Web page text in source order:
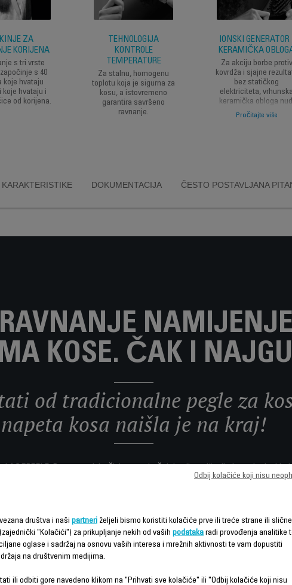
ZA
KORIJENA
s tri vrste
s 40
koje hvataju
koje hvataju i
od korijena.
TEHNOLOGIJA
KONTROLE
TEMPERATURE
Za stalnu, homogenu
toplotu koja je sigurna za
kosu, a istovremeno
garantira savršeno
ravnanje.
IONSKI GENERATOR
KERAMIČKA
Za akciju borbe protiv
kovrdža i sjajne
bez statičkog
elektriciteta, vrhunska
keramička obloga
kliženje bez napora—s
ionskim generatorom
Pročitajte više
KARAKTERISTIKE DOKUMENTACIJA ČESTO POSTAVLJANA
KOSE. ČAK I
od tradicionalne pegle za
napeta kosa naišla je na kraj!
LAGERFELD Powerstraight čini ravnanje čak i najkovrdžavije kose brzim i
društva i naši partneri željeli bismo koristiti kolačiće prve ili treće strane ili slične
"Kolačići") za prikupljanje nekih od vaših podataka radi provođenja analitike
oglase i sadržaj na osnovu vaših interesa i mrežnih aktivnosti te vam dopustiti
na društvenim medijima.
ili odbiti gore navedeno klikom na "Prihvati sve kolačiće" ili "Odbij kolačiće koji nisu
Odbij kolačiće koji nisu